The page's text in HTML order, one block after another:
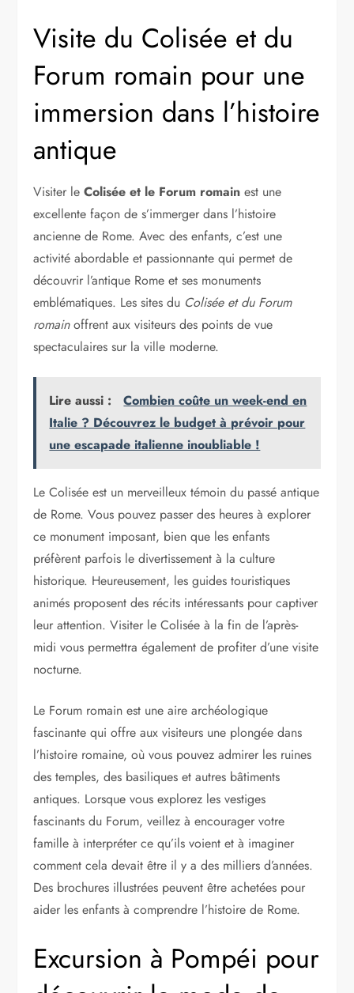
Visite du Colisée et du
Forum romain pour une
immersion dans l’histoire
antique
Visiter leColisée et le Forum romain est une
excellente façon de s’immerger dans l’histoire
ancienne de Rome. Avec des enfants, c’est une
activité abordable et passionnante qui permet de
découvrir l’antique Rome et ses monuments
emblématiques. Les sites du Colisée et du Forum
romainoffrent aux visiteurs des points de vue
spectaculaires sur la ville moderne.
Lire aussi :
Combien coûte un week-end en
Italie ? Découvrez le budget à prévoir pour
une escapade italienne inoubliable !
Le Colisée est un merveilleux témoin du passé antique
de Rome. Vous pouvez passer des heures à explorer
ce monument imposant, bien que les enfants
préfèrent parfois le divertissement à la culture
historique. Heureusement, les guides touristiques
animés proposent des récits intéressants pour captiver
leur attention. Visiter le Colisée à la fin de l’après-
midi vous permettra également de profiter d’une visite
nocturne.
Le Forum romain est une aire archéologique
fascinante qui offre aux visiteurs une plongée dans
l’histoire romaine, où vous pouvez admirer les ruines
des temples, des basiliques et autres bâtiments
antiques. Lorsque vous explorez les vestiges
fascinants du Forum, veillez à encourager votre
famille à interpréter ce qu’ils voient et à imaginer
comment cela devait être il y a des milliers d’années.
Des brochures illustrées peuvent être achetées pour
aider les enfants à comprendre l’histoire de Rome.
Excursion à Pompéi pour